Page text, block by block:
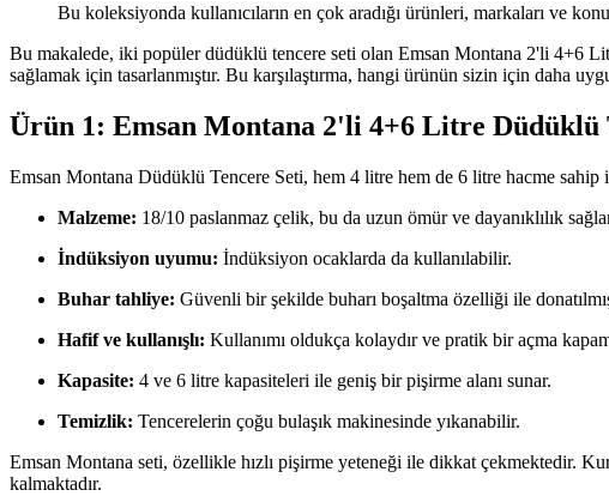
Bu koleksiyonda kullanıcıların en çok aradığı ürünleri, markaları ve
Bu makalede, iki popüler düdüklü tencere seti olan Emsan Montana 2'li 4+6
sağlamak için tasarlanmıştır. Bu karşılaştırma, hangi ürünün sizin için daha
Ürün 1: Emsan Montana 2'li 4+6 Litre Düdüklü
Emsan Montana Düdüklü Tencere Seti, hem 4 litre hem de 6 litre hacme
Malzeme: 18/10 paslanmaz çelik, bu da uzun ömür ve dayanıklılık
İndüksiyon uyumu: İndüksiyon ocaklarda da kullanılabilir.
Buhar tahliye: Güvenli bir şekilde buharı boşaltma özelliği ile
Hafif ve kullanışlı: Kullanımı oldukça kolaydır ve pratik bir açma
Kapasite: 4 ve 6 litre kapasiteleri ile geniş bir pişirme alanı sunar.
Temizlik: Tencerelerin çoğu bulaşık makinesinde yıkanabilir.
Emsan Montana seti, özellikle hızlı pişirme yeteneği ile dikkat çekmektedir.
kalmaktadır.